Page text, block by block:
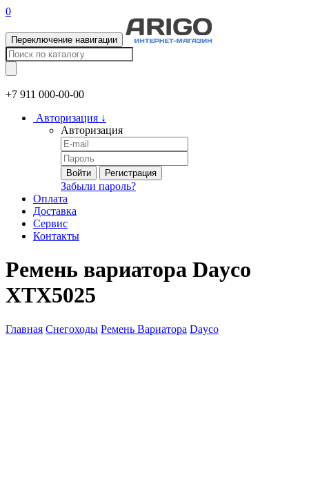
0
Переключение навигации
+7 911 000-00-00
Авторизация ↓
Авторизация
Войти Регистрация
Забыли пароль?
Оплата
Доставка
Сервис
Контакты
Ремень вариатора Dayco
XTX5025
Главная Снегоходы Ремень Вариатора Dayco